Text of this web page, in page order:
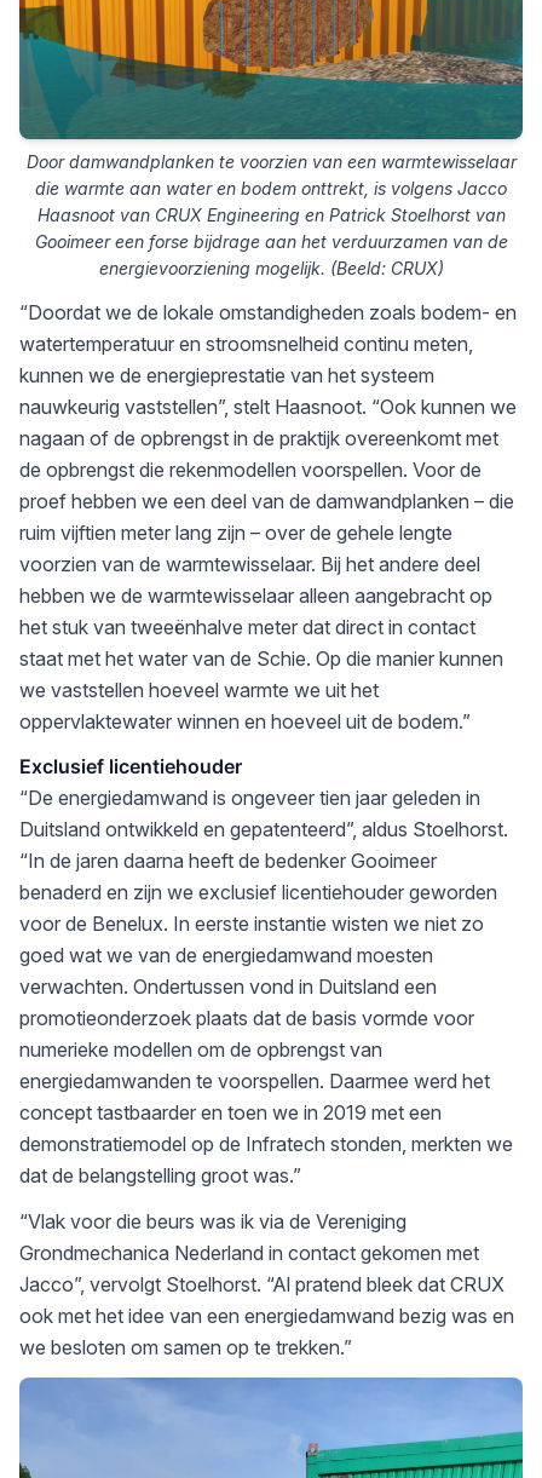
Door damwandplanken te voorzien van een warmtewisselaar
die warmte aan water en bodem onttrekt, is volgens Jacco
Haasnoot van CRUX Engineering en Patrick Stoelhorst van
Gooimeer een forse bijdrage aan het verduurzamen van de
energievoorziening mogelijk. (Beeld: CRUX)
“Doordat we de lokale omstandigheden zoals bodem- en
watertemperatuur en stroomsnelheid continu meten,
kunnen we de energieprestatie van het systeem
nauwkeurig vaststellen”, stelt Haasnoot. “Ook kunnen we
nagaan of de opbrengst in de praktijk overeenkomt met
de opbrengst die rekenmodellen voorspellen. Voor de
proef hebben we een deel van de damwandplanken – die
ruim vijftien meter lang zijn – over de gehele lengte
voorzien van de warmtewisselaar. Bij het andere deel
hebben we de warmtewisselaar alleen aangebracht op
het stuk van tweeënhalve meter dat direct in contact
staat met het water van de Schie. Op die manier kunnen
we vaststellen hoeveel warmte we uit het
oppervlaktewater winnen en hoeveel uit de bodem.”
Exclusief licentiehouder
“De energiedamwand is ongeveer tien jaar geleden in
Duitsland ontwikkeld en gepatenteerd”, aldus Stoelhorst.
“In de jaren daarna heeft de bedenker Gooimeer
benaderd en zijn we exclusief licentiehouder geworden
voor de Benelux. In eerste instantie wisten we niet zo
goed wat we van de energiedamwand moesten
verwachten. Ondertussen vond in Duitsland een
promotieonderzoek plaats dat de basis vormde voor
numerieke modellen om de opbrengst van
energiedamwanden te voorspellen. Daarmee werd het
concept tastbaarder en toen we in 2019 met een
demonstratiemodel op de Infratech stonden, merkten we
dat de belangstelling groot was.”
“Vlak voor die beurs was ik via de Vereniging
Grondmechanica Nederland in contact gekomen met
Jacco”, vervolgt Stoelhorst. “Al pratend bleek dat CRUX
ook met het idee van een energiedamwand bezig was en
we besloten om samen op te trekken.”